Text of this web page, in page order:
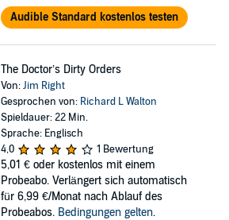
Audible Standard kostenlos testen
The Doctor’s Dirty Orders
Von:Jim Right
Gesprochen von: Richard L Walton
Spieldauer: 22 Min.
Sprache: Englisch
4,0
1 Bewertung
5,01 € oder kostenlos mit einem
Probeabo. Verlängert sich automatisch
für 6,99 €/Monat nach Ablauf des
Probeabos. Bedingungen gelten.